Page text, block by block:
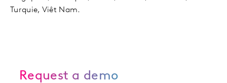
Turquie, Viêt Nam.
Request a demo